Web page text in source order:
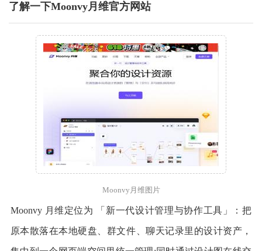
了解一下Moonvy月维官方网站
Moonvy月维图片
Moonvy 月维定位为 「新一代设计管理与协作工具」：把
原本散落在本地硬盘、群文件、聊天记录里的设计资产，